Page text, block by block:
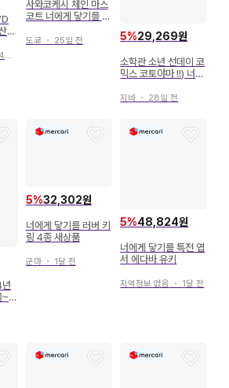
분
사와코케시 체인 마스
코트 너에게 닿기를 별
도쿄 ・ 25일 전 5%29,269원
소학관 소년 선데이 코
믹스 코토야마 !!) 너에
지바 ・ 28일 전
~
5%32,302원
너에게 닿기를 러버 키
링 4종 새상품
군마・ 1달 전
5%48,824원
너에게 닿기를 특전 엽
서 에다바 유키
지역정보 없음 ・ 1달 전